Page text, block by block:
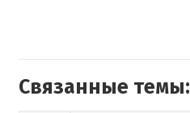
Связанные темы: